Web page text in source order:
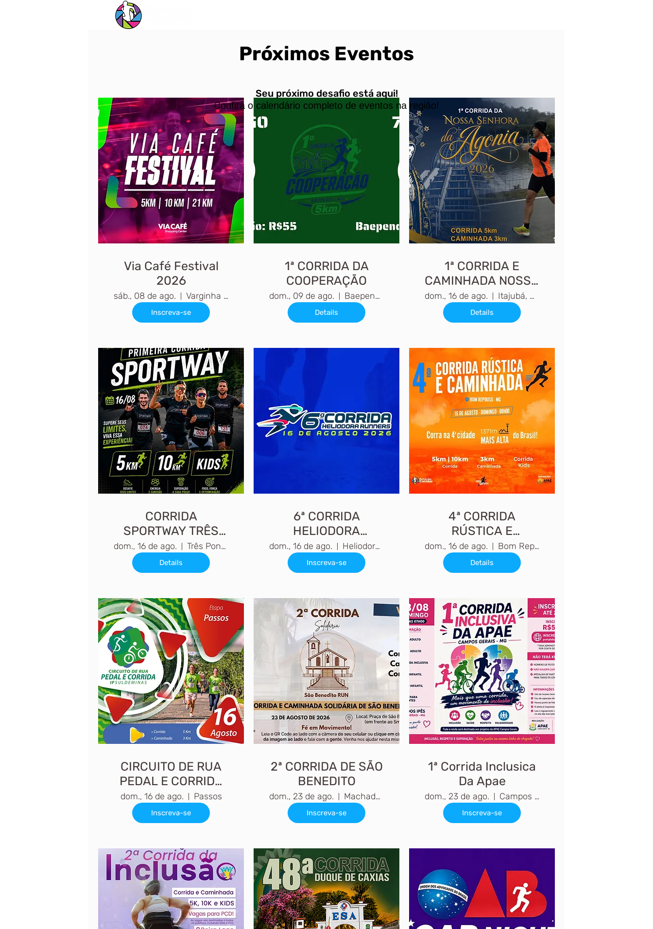
Próximos Eventos
Via Café Festival
2026
sáb., 08 de ago. Varginha - MG
Inscreva-se
1ª CORRIDA DA
COOPERAÇÃO
dom., 09 de ago. Baependi, MG
Details
1ª CORRIDA E
CAMINHADA NOSSA
SENHORA DA
AGONIA
dom., 16 de ago. Itajubá, MG, Brasil
Details
CORRIDA
SPORTWAY TRÊS
PONTAS
dom., 16 de ago. Três Pontas, MG, 37190-000, Brasil
Details
6ª CORRIDA
HELIODORA
RUNNERS
dom., 16 de ago. Heliodora, MG
Inscreva-se
4ª CORRIDA
RÚSTICA E
CAMINHADA
dom., 16 de ago. Bom Repouso, MG
Details
CIRCUITO DE RUA
PEDAL E CORRIDA
IFSULDEMINAS
2026 PASSOS
dom., 16 de ago. Passos
Inscreva-se
2ª CORRIDA DE SÃO
BENEDITO
dom., 23 de ago. Machado, MG
Inscreva-se
1ª Corrida Inclusica
Da Apae
dom., 23 de ago. Campos Gerais, MG
Inscreva-se
Seu próximo desafio está aqui!
Confira o calendário completo de eventos na região!